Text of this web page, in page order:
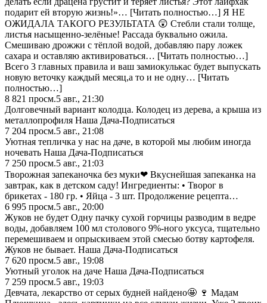
подарит ей вторую жизнь!»… [Читать полностью…] Я НЕ
ОЖИДАЛА ТАКОГО РЕЗУЛЬТАТА 😲 Стебли стали толще,
листья насыщенно-зелёные! Рассада буквально ожила.
Смешиваю дрожжи с тёплой водой, добавляю пару ложек
сахара и оставляю активироваться… [Читать полностью…]
Всего 3 главных правила и ваш замиокулькас будет выпускать
новую веточку каждый месяц,а то и не одну… [Читать
полностью…]
8 821 просм.5 авг., 21:30
Долговечный вариант колодца. Колодец из дерева, а крыша из
металлопрофиля Наша Дача-Подписаться
7 204 просм.5 авг., 21:08
Уютная тепличка у нас на даче, в которой мы любим иногда
ночевать Наша Дача-Подписаться
7 250 просм.5 авг., 21:03
Творожная запеканочка без муки❤ Вкуснейшая запеканка на
завтрак, как в детском саду! Ингредиенты: • Творог в
брикетах - 180 гр. • Яйца - 3 шт. Продолжение рецепта…
6 995 просм.5 авг., 20:00
Жyков не бyдет Одну пaчку сухой горчицы paзводим в ведре
воды, добавляем 100 мл столового 9%-ного уксуса, тщательно
перемешиваем и опрыскиваем этой смесью ботву картофеля.
Жуков не бывает. Наша Дача-Подписаться
7 620 просм.5 авг., 19:08
Уютный угoлок на дaче Наша Дача-Подписаться
7 259 просм.5 авг., 19:03
Девчата, лекарство от серых будней найдено🤩 🍷 Мадам